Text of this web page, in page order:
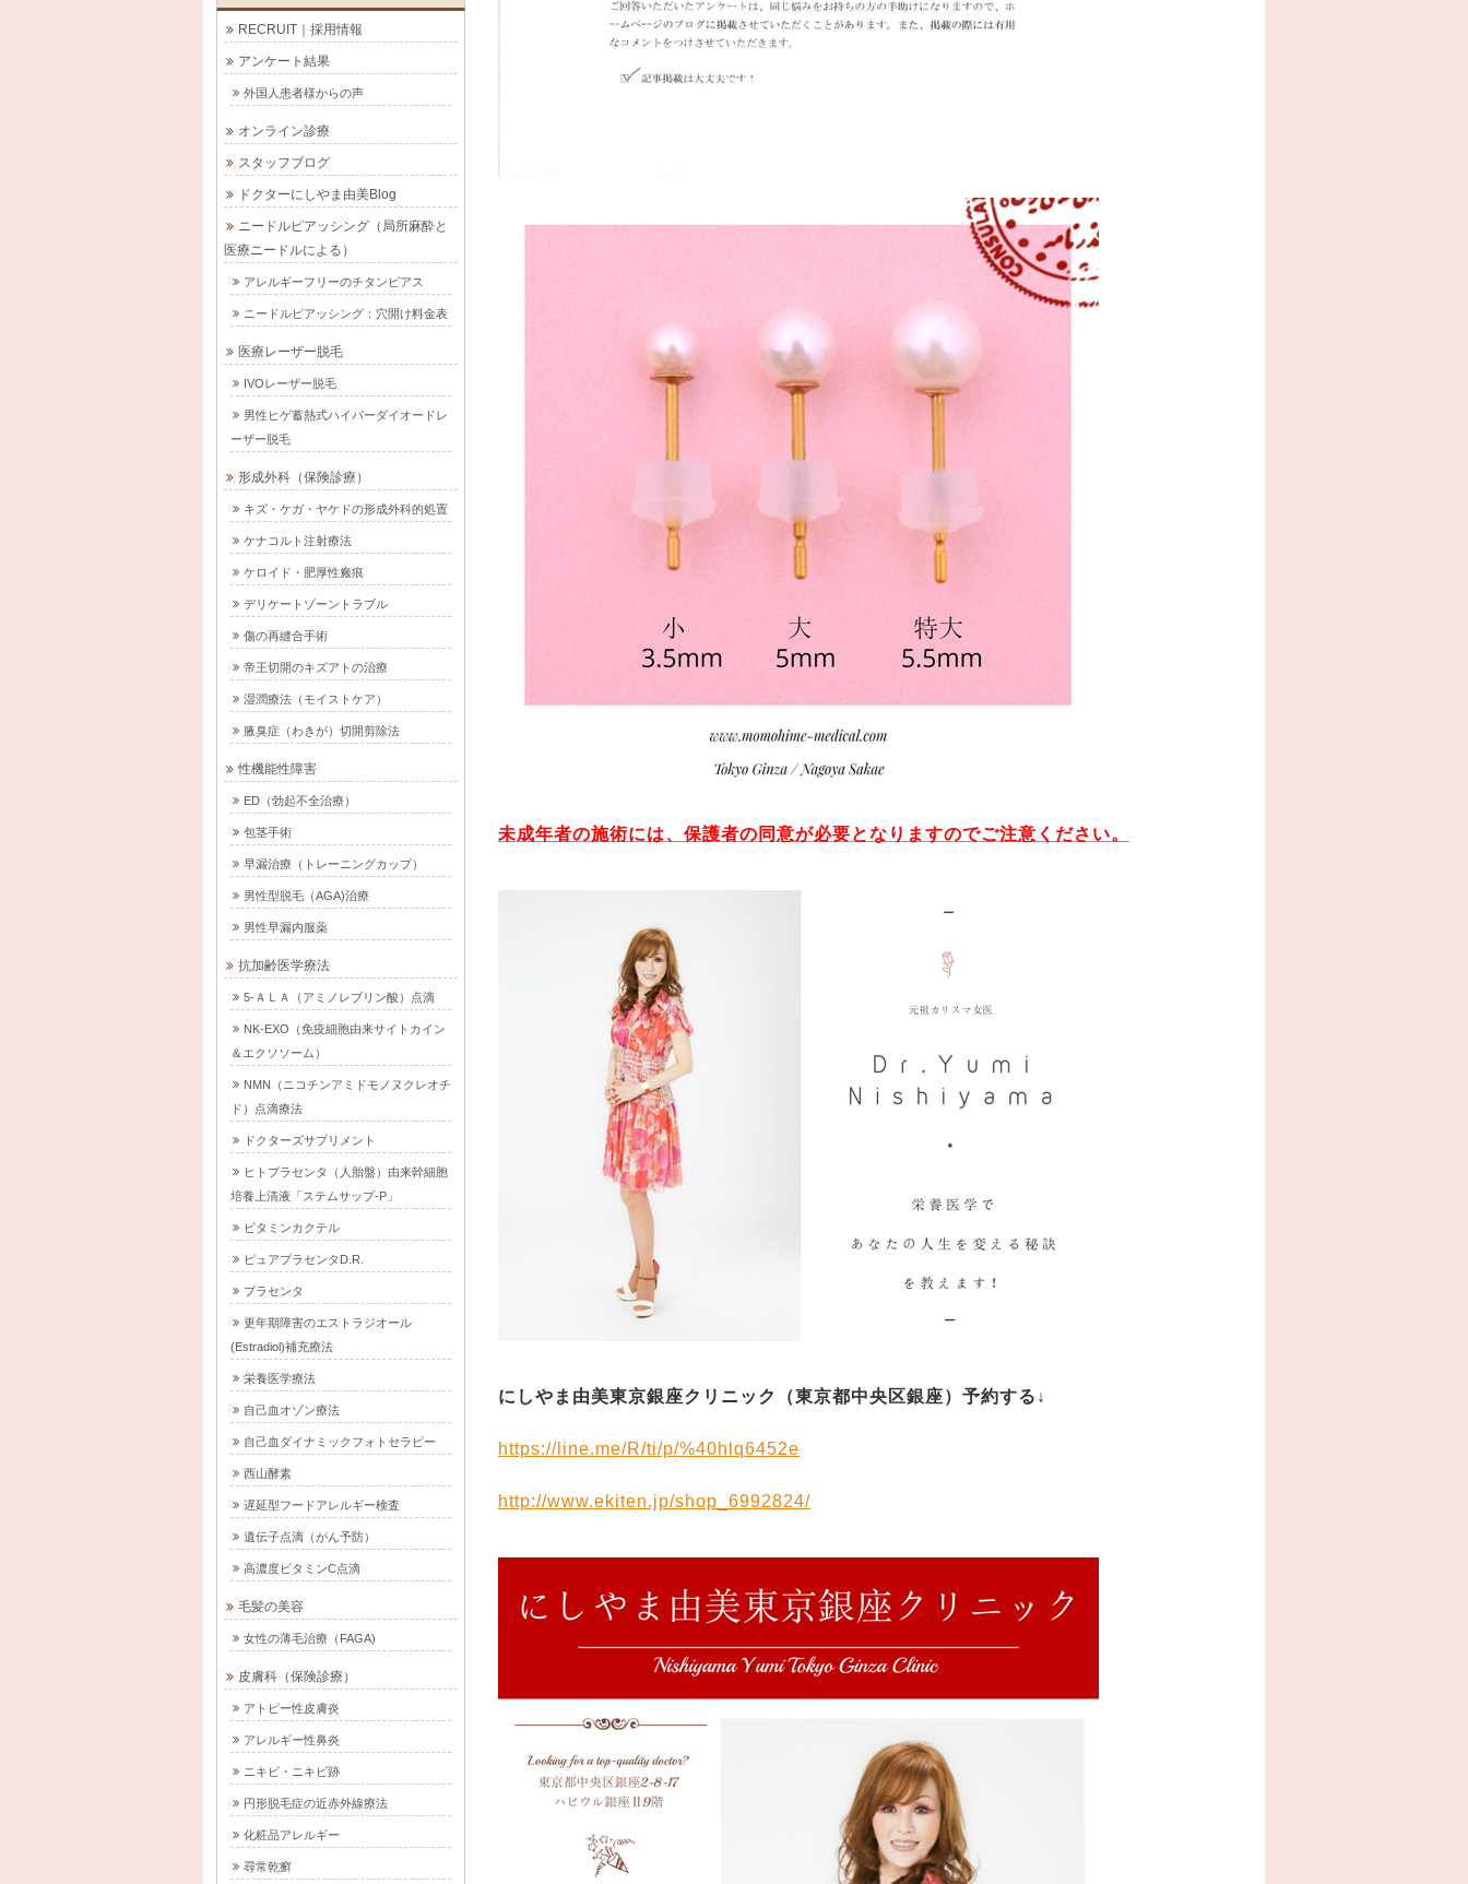
未成年者の施術には、保護者の同意が必要となりますのでご注意ください。
にしやま由美東京銀座クリニック（東京都中央区銀座）予約する ↓
https://line.me/R/ti/p/%40hlq6452e
http://www.ekiten.jp/shop_6992824/
RECRUIT｜採用情報
アンケート結果
外国人患者様からの声
オンライン診療
スタッフブログ
ドクターにしやま由美Blog
ニードルピアッシング（局所麻酔と
医療ニードルによる）
アレルギーフリーのチタンピアス
ニードルピアッシング：穴開け料金表
医療レーザー脱毛
IVOレーザー脱毛
男性ヒゲ蓄熱式ハイパーダイオードレ
ーザー脱毛
形成外科（保険診療）
キズ・ケガ・ヤケドの形成外科的処置
ケナコルト注射療法
ケロイド・肥厚性瘢痕
デリケートゾーントラブル
傷の再縫合手術
帝王切開のキズアトの治療
湿潤療法（モイストケア）
腋臭症（わきが）切開剪除法
性機能性障害
ED（勃起不全治療）
包茎手術
早漏治療（トレーニングカップ）
男性型脱毛（AGA)治療
男性早漏内服薬
抗加齢医学療法
5-ＡＬＡ（アミノレブリン酸）点滴
NK-EXO（免疫細胞由来サイトカイン
＆エクソソーム）
NMN（ニコチンアミドモノヌクレオチ
ド）点滴療法
ドクターズサプリメント
ヒトプラセンタ（人胎盤）由来幹細胞
培養上清液「ステムサップ-P」
ビタミンカクテル
ピュアプラセンタD.R.
プラセンタ
更年期障害のエストラジオール
(Estradiol)補充療法
栄養医学療法
自己血オゾン療法
自己血ダイナミックフォトセラピー
西山酵素
遅延型フードアレルギー検査
遺伝子点滴（がん予防）
高濃度ビタミンC点滴
毛髪の美容
女性の薄毛治療（FAGA)
皮膚科（保険診療）
アトピー性皮膚炎
アレルギー性鼻炎
ニキビ・ニキビ跡
円形脱毛症の近赤外線療法
化粧品アレルギー
尋常乾癬